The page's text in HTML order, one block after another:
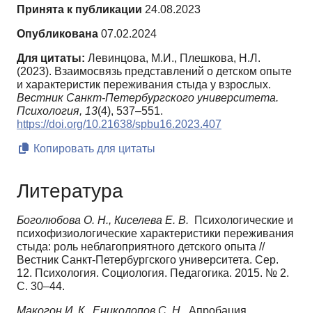
Принята к публикации 24.08.2023
Опубликована 07.02.2024
Для цитаты: Левинцова, М.И., Плешкова, Н.Л.
(2023). Взаимосвязь представлений о детском опыте
и характеристик переживания стыда у взрослых.
Вестник Санкт-Петербургского университета.
Психология, 13(4), 537–551.
https://doi.org/10.21638/spbu16.2023.407
Копировать для цитаты
Литература
Боголюбова О. Н., Киселева Е. В.
Психологические и
психофизиологические характеристики переживания
стыда: роль неблагоприятного детского опыта //
Вестник Санкт-Петербургского университета. Сер.
12. Психология. Социология. Педагогика. 2015. № 2.
C. 30–44.
Макогон И. К., Ениколопов С. Н. Апробация